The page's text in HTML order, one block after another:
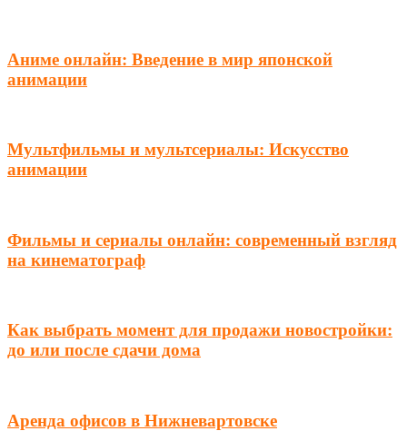
Аниме онлайн: Введение в мир японской
анимации
Мультфильмы и мультсериалы: Искусство
анимации
Фильмы и сериалы онлайн: современный взгляд
на кинематограф
Как выбрать момент для продажи новостройки:
до или после сдачи дома
Аренда офисов в Нижневартовске